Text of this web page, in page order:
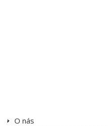
O nás